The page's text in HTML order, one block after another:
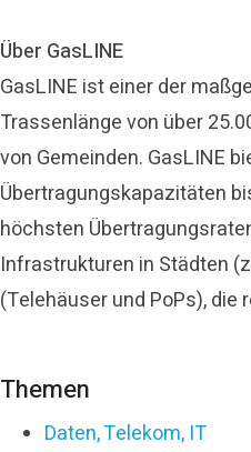
Über GasLINE
GasLINE ist einer der
Trassenlänge von über
von Gemeinden. GasLINE
Übertragungskapazitäten
höchsten
Infrastrukturen in Städten
(Telehäuser und PoPs),
Themen
Daten, Telekom, IT